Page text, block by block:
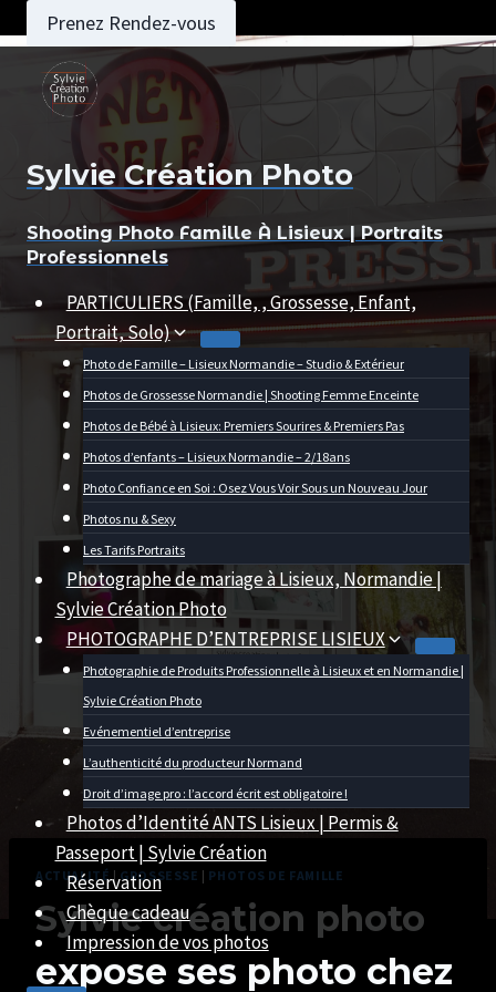
au
contenu
Prenez Rendez-vous
Sylvie Création Photo
Shooting Photo Famille À Lisieux | Portraits
Professionnels
PARTICULIERS (Famille, , Grossesse, Enfant,
Portrait, Solo)
Photo de Famille – Lisieux Normandie – Studio & Extérieur
Photos de Grossesse Normandie | Shooting Femme Enceinte
Photos de Bébé à Lisieux: Premiers Sourires & Premiers Pas
Photos d’enfants – Lisieux Normandie – 2/18ans
Photo Confiance en Soi : Osez Vous Voir Sous un Nouveau Jour
Photos nu & Sexy
Les Tarifs Portraits
Photographe de mariage à Lisieux, Normandie |
Sylvie Création Photo
PHOTOGRAPHE D’ENTREPRISE LISIEUX
Photographie de Produits Professionnelle à Lisieux et en Normandie |
Sylvie Création Photo
Evénementiel d’entreprise
L’authenticité du producteur Normand
Droit d’image pro : l’accord écrit est obligatoire !
Photos d’Identité ANTS Lisieux | Permis &
Passeport | Sylvie Création
Réservation
Chèque cadeau
Impression de vos photos
ACTUALITÉ | GROSSESSE | PHOTOS DE FAMILLE
Sylvie création photo
expose ses photo chez